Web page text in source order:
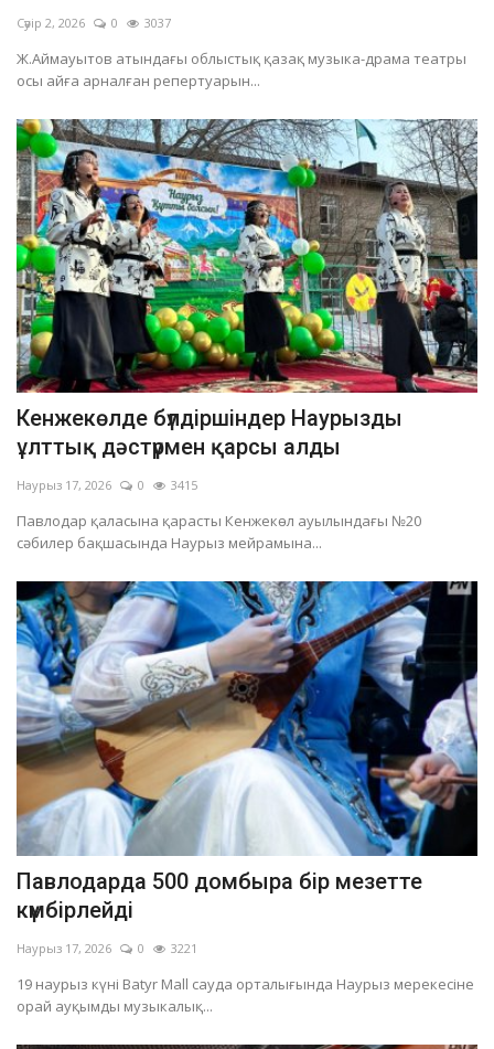
Сәуір 2, 2026 0 3037
Ж.Аймауытов атындағы облыстық қазақ музыка-драма театры
осы айға арналған репертуарын...
Кенжекөлде бүлдіршіндер Наурызды
ұлттық дәстүрмен қарсы алды
Наурыз 17, 2026 0 3415
Павлодар қаласына қарасты Кенжекөл ауылындағы №20
сәбилер бақшасында Наурыз мейрамына...
Павлодарда 500 домбыра бір мезетте
күмбірлейді
Наурыз 17, 2026 0 3221
19 наурыз күні Batyr Mall сауда орталығында Наурыз мерекесіне
орай ауқымды музыкалық...